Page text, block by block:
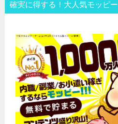
確実に得する！大人気モッピー